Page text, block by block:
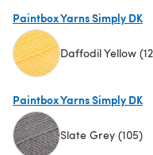
Paintbox Yarns Simply DK
Daffodil Yellow
Paintbox Yarns Simply DK
Slate Grey (105)